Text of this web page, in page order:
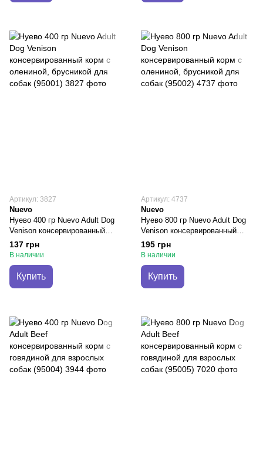
Артикул: 3827
Nuevo
Нуево 400 гр Nuevo Adult Dog
Venison консервированный
корм с олениной, брусникой
для собак (95001)
137 грн
В наличии
Купить
Артикул: 4737
Nuevo
Нуево 800 гр Nuevo Adult Dog
Venison консервированный
корм с олениной, брусникой
для собак (95002)
195 грн
В наличии
Купить